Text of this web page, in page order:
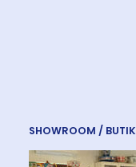
SHOWROOM / BUTIK